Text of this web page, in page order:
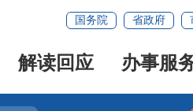
国务院 省政府
解读回应 办事服